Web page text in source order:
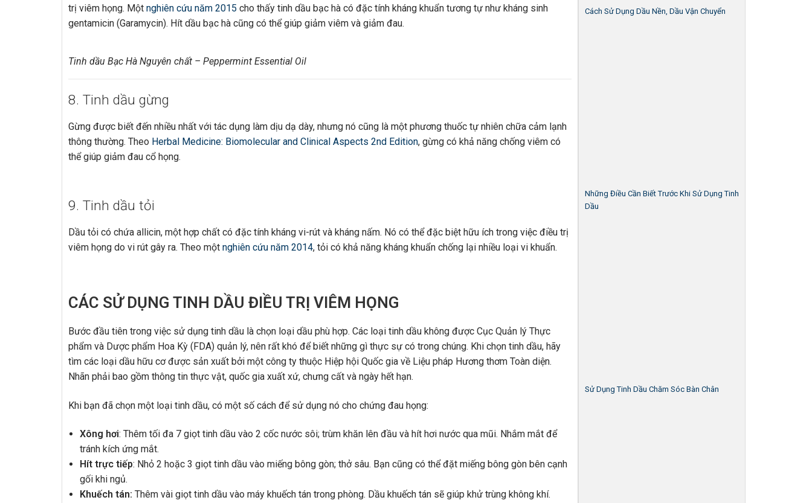
trị viêm họng. Một nghiên cứu năm 2015 cho thấy tinh dầu bạc hà có đặc tính kháng khuẩn tương tự như kháng sinh
gentamicin (Garamycin). Hít dầu bạc hà cũng có thể giúp giảm viêm và giảm đau.
Tinh dầu Bạc Hà Nguyên chất – Peppermint Essential Oil
8. Tinh dầu gừng
Gừng được biết đến nhiều nhất với tác dụng làm dịu dạ dày, nhưng nó cũng là một phương thuốc tự nhiên chữa cảm lạnh
thông thường. Theo Herbal Medicine: Biomolecular and Clinical Aspects 2nd Edition, gừng có khả năng chống viêm có
thể giúp giảm đau cổ họng.
9. Tinh dầu tỏi
Dầu tỏi có chứa allicin, một hợp chất có đặc tính kháng vi-rút và kháng nấm. Nó có thể đặc biệt hữu ích trong việc điều trị
viêm họng do vi rút gây ra. Theo một nghiên cứu năm 2014, tỏi có khả năng kháng khuẩn chống lại nhiều loại vi khuẩn.
CÁC SỬ DỤNG TINH DẦU ĐIỀU TRỊ VIÊM HỌNG
Bước đầu tiên trong việc sử dụng tinh dầu là chọn loại dầu phù hợp. Các loại tinh dầu không được Cục Quản lý Thực
phẩm và Dược phẩm Hoa Kỳ (FDA) quản lý, nên rất khó để biết những gì thực sự có trong chúng. Khi chọn tinh dầu, hãy
tìm các loại dầu hữu cơ được sản xuất bởi một công ty thuộc Hiệp hội Quốc gia về Liệu pháp Hương thơm Toàn diện.
Nhãn phải bao gồm thông tin thực vật, quốc gia xuất xứ, chưng cất và ngày hết hạn.
Khi bạn đã chọn một loại tinh dầu, có một số cách để sử dụng nó cho chứng đau họng:
Xông hơi: Thêm tối đa 7 giọt tinh dầu vào 2 cốc nước sôi; trùm khăn lên đầu và hít hơi nước qua mũi. Nhắm mắt để
tránh kích ứng mắt.
Hít trực tiếp: Nhỏ 2 hoặc 3 giọt tinh dầu vào miếng bông gòn; thở sâu. Bạn cũng có thể đặt miếng bông gòn bên cạnh
gối khi ngủ.
Khuếch tán: Thêm vài giọt tinh dầu vào máy khuếch tán trong phòng. Dầu khuếch tán sẽ giúp khử trùng không khí.
Cách Sử Dụng Dầu Nền, Dầu Vận Chuyển
Những Điều Cần Biết Trước Khi Sử Dụng Tinh
Dầu
Sử Dụng Tinh Dầu Chăm Sóc Bàn Chân